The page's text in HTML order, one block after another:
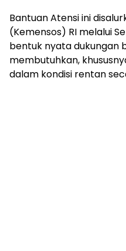
‎Bantuan Atensi ini
(Kemensos) RI melalui
bentuk nyata dukungan
membutuhkan,
dalam kondisi rentan